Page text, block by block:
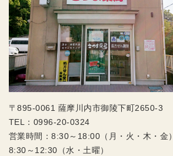
〒895-0061 薩摩川内市御陵下町2650-3
TEL： 0996-20-0324
営業時間：8:30～18:00（月・火・木・金）
8:30～12:30（水・土曜）